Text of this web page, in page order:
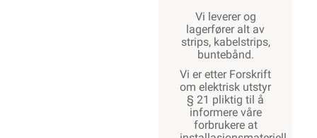
Vi leverer og
lagerfører alt av
strips, kabelstrips,
buntebånd.
Vi er etter Forskrift
om elektrisk utstyr
§ 21 pliktig til å
informere våre
forbrukere at